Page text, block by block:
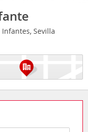
Sevilla